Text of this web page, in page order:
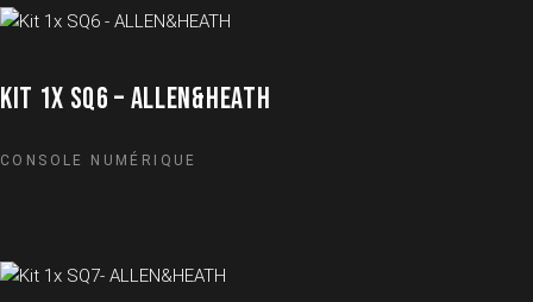
KIT 1X SQ6 – ALLEN&HEATH
CONSOLE NUMÉRIQUE